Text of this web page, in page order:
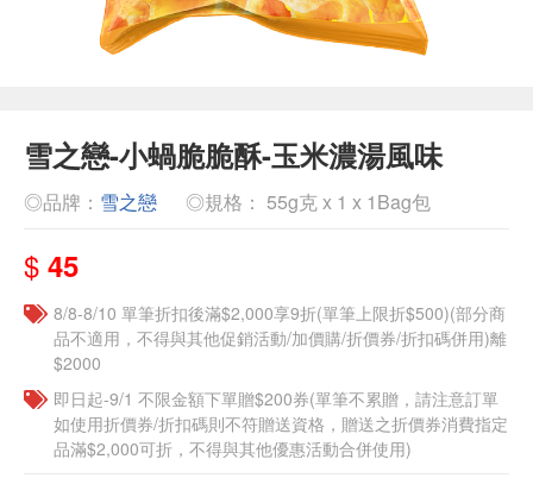
雪之戀-小蝸脆脆酥-玉米濃湯風味
◎品牌： 雪之戀 ◎規格： 55g克 x 1 x 1Bag包
$ 45
8/8-8/10 單筆折扣後滿$2,000享9折(單筆上限折$500)(部分商
品不適用，不得與其他促銷活動/加價購/折價券/折扣碼併用)離
$2000
即日起-9/1 不限金額下單贈$200券(單筆不累贈，請注意訂單
如使用折價券/折扣碼則不符贈送資格，贈送之折價券消費指定
品滿$2,000可折，不得與其他優惠活動合併使用)